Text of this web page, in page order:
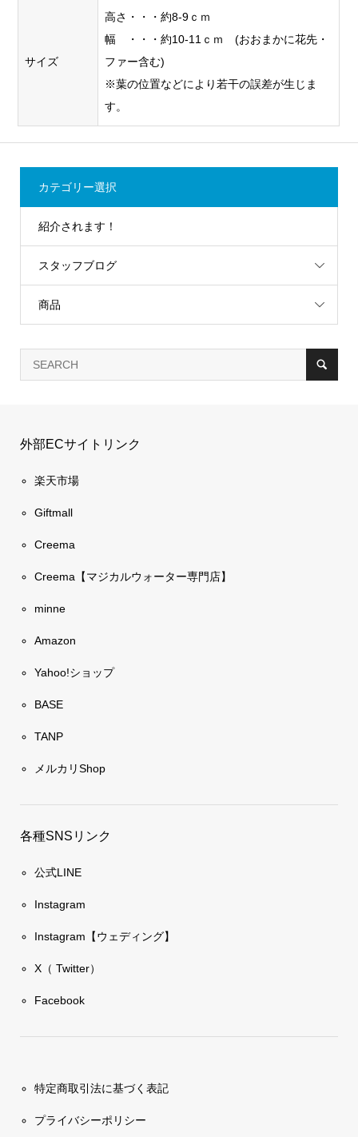
サイズ
高さ・・・約8-9ｃｍ
幅 ・・・約10-11ｃｍ (おおまかに花先・
ファー含む)
※葉の位置などにより若干の誤差が生じま
す。
カテゴリー選択
紹介されます！
スタッフブログ
商品
外部ECサイトリンク
楽天市場
Giftmall
Creema
Creema【マジカルウォーター専門店】
minne
Amazon
Yahoo!ショップ
BASE
TANP
メルカリShop
各種SNSリンク
公式LINE
Instagram
Instagram【ウェディング】
X（ Twitter）
Facebook
特定商取引法に基づく表記
プライバシーポリシー